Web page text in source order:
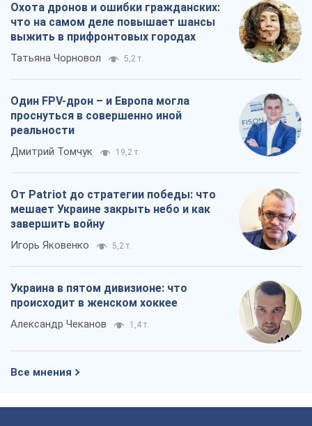
Охота дронов и ошибки гражданских:
что на самом деле повышает шансы
выжить в прифронтовых городах
Татьяна Чорновол 5,2 т.
Один FPV-дрон – и Европа могла
проснуться в совершенно иной
реальности
Дмитрий Томчук 19,2 т.
От Patriot до стратегии победы: что
мешает Украине закрыть небо и как
завершить войну
Игорь Яковенко 5,2 т.
Украина в пятом дивизионе: что
происходит в женском хоккее
Александр Чеканов 1,4 т.
Все мнения